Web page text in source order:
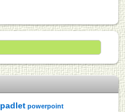
padlet powerpoint